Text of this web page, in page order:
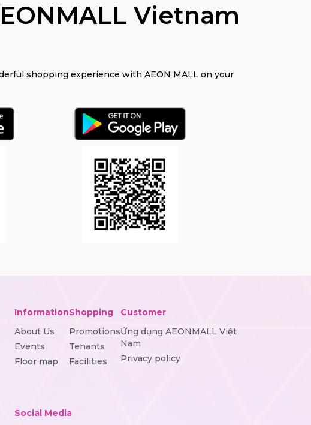
Vietnam
shopping experience with AEON MALL on your
Information
About Us
Events
Floor map
Shopping
Promotions
Tenants
Facilities
Customer
Ứng dụng AEONMALL Việt
Nam
Privacy policy
Social Media